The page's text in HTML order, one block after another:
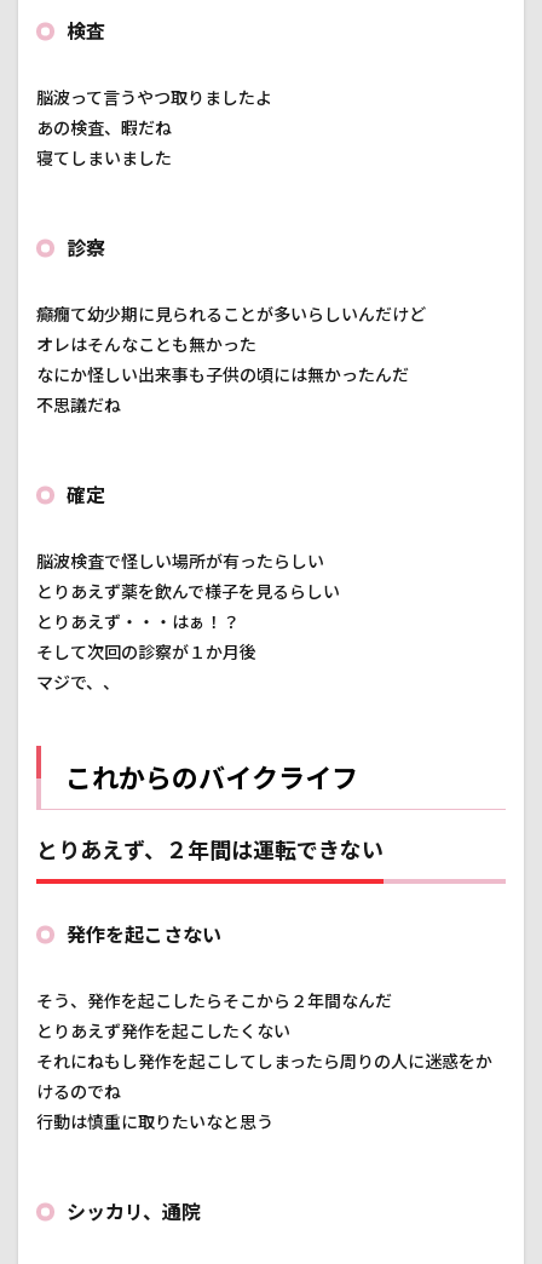
検査
脳波って言うやつ取りましたよ
あの検査、暇だね
寝てしまいました
診察
癲癇て幼少期に見られることが多いらしいんだけど
オレはそんなことも無かった
なにか怪しい出来事も子供の頃には無かったんだ
不思議だね
確定
脳波検査で怪しい場所が有ったらしい
とりあえず薬を飲んで様子を見るらしい
とりあえず・・・はぁ！？
そして次回の診察が１か月後
マジで、、
これからのバイクライフ
とりあえず、２年間は運転できない
発作を起こさない
そう、発作を起こしたらそこから２年間なんだ
とりあえず発作を起こしたくない
それにねもし発作を起こしてしまったら周りの人に迷惑をか
けるのでね
行動は慎重に取りたいなと思う
シッカリ、通院